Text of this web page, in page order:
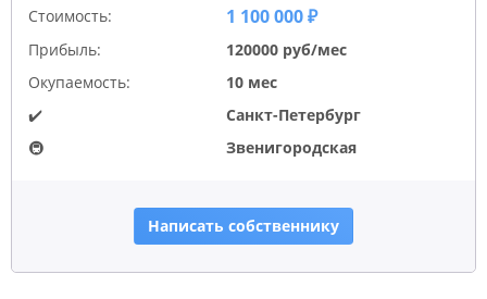
Стоимость: 1 100 000 ₽
Прибыль:
120000 руб/мес
Окупаемость:
10 мес
✔️
Санкт-Петербург
🚇
Звенигородская
Написать собственнику